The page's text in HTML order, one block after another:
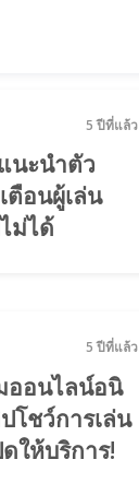
5 ปีที่แล้ว
นะนำตัว
ตือนผู้เล่น
ม่ได้
5 ปีที่แล้ว
ออนไลน์อนิ
โชว์การเล่น
ให้บริการ!